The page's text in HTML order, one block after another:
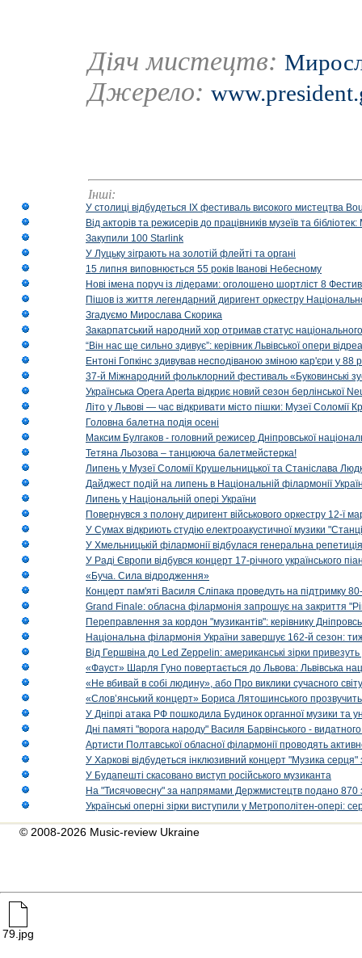
Діяч мистецтв:
Джерело:
Інші:
У столиці відбудеться IX фестиваль високого мистецтва
Від акторів та режисерів до працівників музеїв та
Закупили 100 Starlink
У Луцьку зіграють на золотій флейті та органі
15 липня виповнюється 55 років Іванові Небесному
Нові імена поруч із лідерами: оголошено шортліст 8
Пішов із життя легендарний диригент оркестру
Згадуємо Мирослава Скорика
Закарпатський народний хор отримав статус національного
“Він нас ще сильно здивує”: керівник Львівської опери
Ентоні Гопкінс здивував несподіваною зміною кар'єри у 88
37-й Міжнародний фольклорний фестиваль «Буковинські
Українська Opera Aperta відкриє новий сезон берлінської
Літо у Львові — час відкривати місто пішки: Музеї Соломії
Головна балетна подія осені
Максим Булгаков - головний режисер Дніпровської
Тетяна Льозова – танцююча балетмейстерка!
Липень у Музеї Соломії Крушельницької та Станіслава
Дайджест подій на липень в Національній філармонії
Липень у Національній опері України
Повернувся з полону диригент військового оркестру 12-ї
У Сумах відкриють студію електроакустичної музики
У Хмельницькій філармонії відбулася генеральна
У Раді Європи відбувся концерт 17-річного українського
«Буча. Сила відродження»
Концерт пам'яті Василя Сліпака проведуть на підтримку
Grand Finale: обласна філармонія запрошує на закриття
Переправлення за кордон "музикантів": керівнику
Національна філармонія України завершує 162-й сезон:
Від Гершвіна до Led Zeppelin: американські зірки
«Фауст» Шарля Гуно повертається до Львова: Львівська
«Не вбивай в собі людину», або Про виклики сучасного світу
«Слов’янський концерт» Бориса Лятошинського
У Дніпрі атака РФ пошкодила Будинок органної музики та
Дні памяті "ворога народу" Василя Барвінського -
Артисти Полтавської обласної філармонії проводять
У Харкові відбудеться інклюзивний концерт "Музика
У Будапешті скасовано виступ російського музиканта
На "Тисячовесну" за напрямами Держмистецтв подано 870
Українські оперні зірки виступили у Метрополітен-опері:
© 2008-2026 Music-review Ukraine
79.jpg